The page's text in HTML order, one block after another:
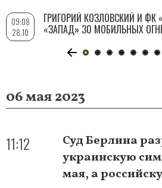
содержанию
06 мая 2023
11:12
Суд Берлина
украинскую
мая, а
09:08
28.10
ГРИГОРИЙ КОЗЛОВСКИЙ И ФК
«ЗАПАД» 30 МОБИЛЬНЫХ